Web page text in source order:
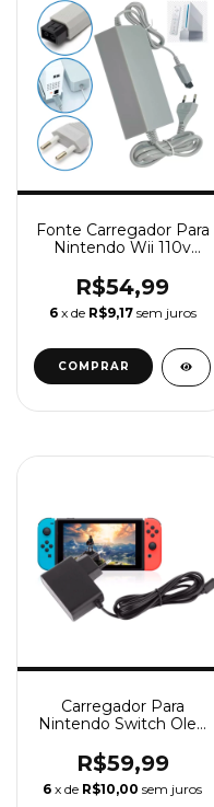
Fonte Carregador Para
Nintendo Wii 110v
R$54,99
6 x de R$9,17 sem juros
Carregador Para
Nintendo Switch Oled
Lite Fonte 100-240v
Bivolt
R$59,99
6 x de R$10,00 sem juros